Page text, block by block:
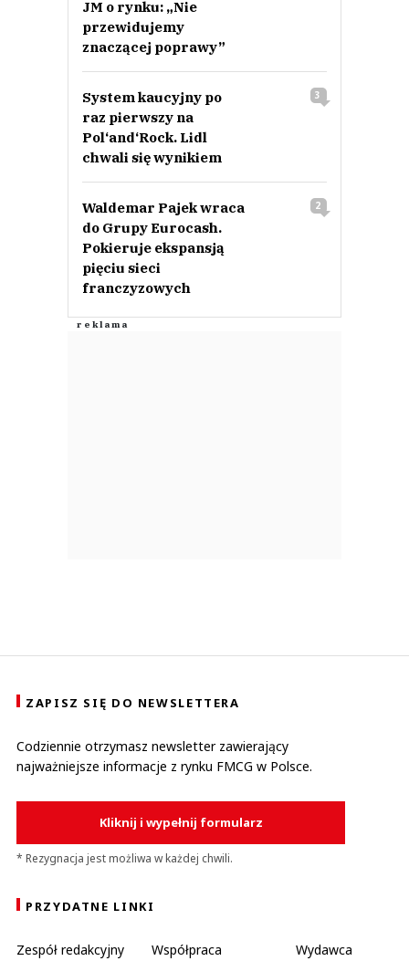
JM o rynku: „Nie
przewidujemy
znaczącej poprawy”
System kaucyjny po
raz pierwszy na
Pol‘and‘Rock. Lidl
chwali się wynikiem
3
Waldemar Pajek wraca
do Grupy Eurocash.
Pokieruje ekspansją
pięciu sieci
franczyzowych
2
ZAPISZ SIĘ DO NEWSLETTERA
Codziennie otrzymasz newsletter zawierający
najważniejsze informacje z rynku FMCG w Polsce.
Kliknij i wypełnij formularz
* Rezygnacja jest możliwa w każdej chwili.
PRZYDATNE LINKI
Zespół redakcyjny Współpraca
Wydawca